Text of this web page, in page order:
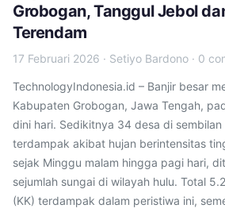
Grobogan, Tanggul Jebol
Terendam
17 Februari 2026 · Setiyo Bardono · 0
TechnologyIndonesia.id – Banjir besar
Kabupaten Grobogan, Jawa Tengah,
dini hari. Sedikitnya 34 desa di sembilan
terdampak akibat hujan berintensitas
sejak Minggu malam hingga pagi hari,
sejumlah sungai di wilayah hulu. Total
(KK) terdampak dalam peristiwa ini,